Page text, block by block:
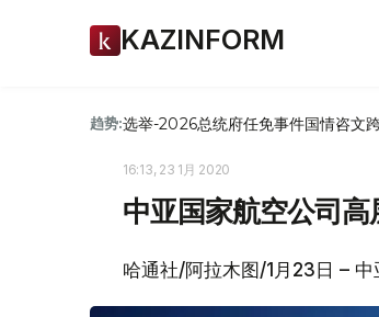
KAZINFORM
趋势:选举-2026总统府任免事件国情咨文
16:13, 23 1月 2020
中亚国家航空公司
哈通社/阿拉木图/1月23日 – 中